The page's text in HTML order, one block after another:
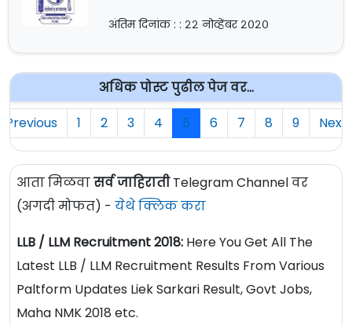
अंतिम दिनांक : : २२ नोव्हेंबर २०२०
अधिक पोस्ट पुढील पेज वर...
Previous
1 2 3 4 5 6 7 8 9 Next
आता मिळवासर्व जाहिरातीTelegram Channel वर
(अगदी मोफत) - येथे क्लिक करा
LLB / LLM Recruitment 2018: Here You Get All The
Latest LLB / LLM Recruitment Results From Various
Paltform Updates Liek Sarkari Result, Govt Jobs,
Maha NMK 2018 etc.